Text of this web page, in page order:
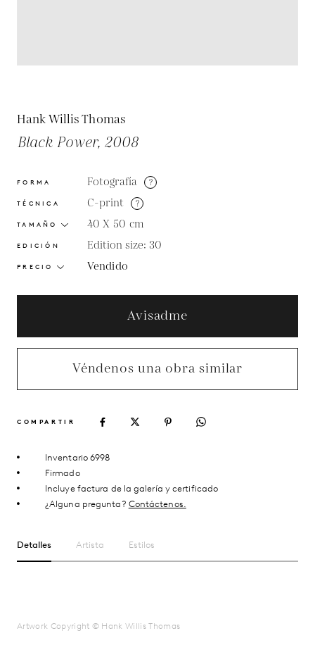
Hank Willis Thomas
Black Power, 2008
FORMA Fotografía ?
TÉCNICA C-print ?
TAMAÑO 40 X 50 cm
EDICIÓN Edition size: 30
PRECIO Vendido
Avisadme
Véndenos una obra similar
COMPARTIR
Inventario 6998
Firmado
Incluye factura de la galería y certificado
¿Alguna pregunta? Contáctenos.
Detalles Artista Estilos
Artwork Copyright © Hank Willis Thomas